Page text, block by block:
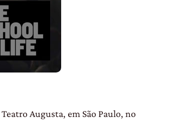
Augusta, em São Paulo, no